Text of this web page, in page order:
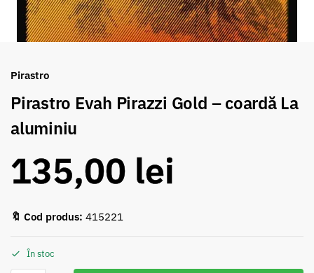
Pirastro
Pirastro Evah Pirazzi Gold – coardă La
aluminiu
135,00 lei
🔖 Cod produs: 415221
În stoc